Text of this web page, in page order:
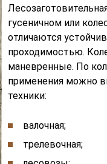
гусеничном или
отличаются
проходимостью.
маневренные. По
применения можно
техники:
валочная;
трелевочная;